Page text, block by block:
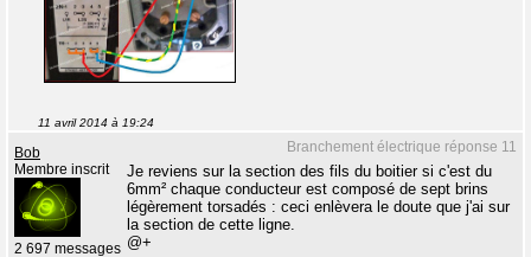
11 avril 2014 à 19:24
Branchement électrique réponse 11
Bob
Membre inscrit
2 697 messages
Je reviens sur la section des fils du boitier si c'est du
6mm² chaque conducteur est composé de sept brins
légèrement torsadés : ceci enlèvera le doute que j'ai sur
la section de cette ligne.
@+